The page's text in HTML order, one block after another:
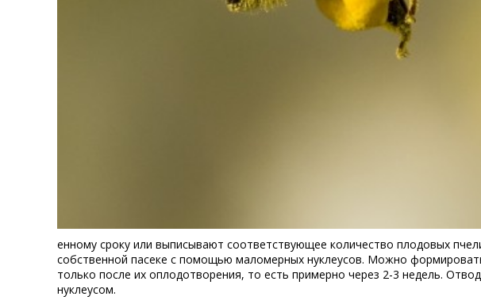
енному сроку или выписывают соответствующее количество плодовых
собственной пасеке с помощью маломерных нуклеусов. Можно
только после их оплодотворения, то есть примерно через 2-3 недель.
нуклеусом.